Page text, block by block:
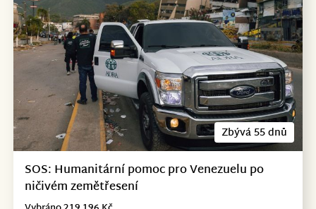
Zbývá 55 dnů
SOS: Humanitární pomoc pro Venezuelu po
ničivém zemětřesení